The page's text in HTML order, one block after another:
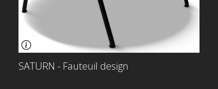
SATURN - Fauteuil design